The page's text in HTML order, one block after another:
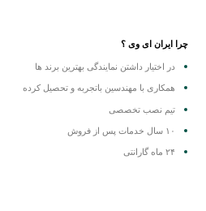
چرا ایران ای وی ؟
در اختیار داشتن نمایندگی بهترین برند ها
همکاری با مهندسین باتجربه و تحصیل کرده
تیم نصب تخصصی
۱۰ سال خدمات پس از فروش
۲۴ ماه گارانتی